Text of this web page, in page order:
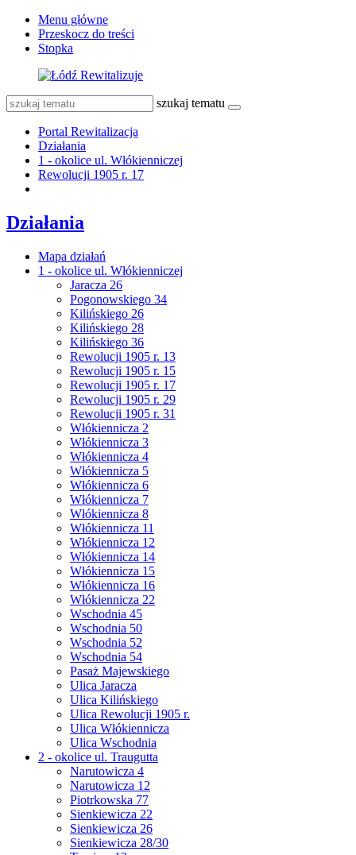
Menu główne
Przeskocz do treści
Stopka
szukaj tematu
Portal Rewitalizacja
Działania
1 - okolice ul. Włókienniczej
Rewolucji 1905 r. 17
Działania
Mapa działań
1 - okolice ul. Włókienniczej
Jaracza 26
Pogonowskiego 34
Kilińskiego 26
Kilińskiego 28
Kilińskiego 36
Rewolucji 1905 r. 13
Rewolucji 1905 r. 15
Rewolucji 1905 r. 17
Rewolucji 1905 r. 29
Rewolucji 1905 r. 31
Włókiennicza 2
Włókiennicza 3
Włókiennicza 4
Włókiennicza 5
Włókiennicza 6
Włókiennicza 7
Włókiennicza 8
Włókiennicza 11
Włókiennicza 12
Włókiennicza 14
Włókiennicza 15
Włókiennicza 16
Włókiennicza 22
Wschodnia 45
Wschodnia 50
Wschodnia 52
Wschodnia 54
Pasaż Majewskiego
Ulica Jaracza
Ulica Kilińskiego
Ulica Rewolucji 1905 r.
Ulica Włókiennicza
Ulica Wschodnia
2 - okolice ul. Traugutta
Narutowicza 4
Narutowicza 12
Piotrkowska 77
Sienkiewicza 22
Sienkiewicza 26
Sienkiewicza 28/30